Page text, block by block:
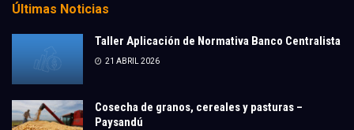
Últimas Noticias
Taller Aplicación de Normativa Banco Centralista
21 ABRIL 2026
Cosecha de granos, cereales y pasturas –
Paysandú